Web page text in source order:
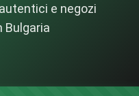
e negozi
Bulgaria